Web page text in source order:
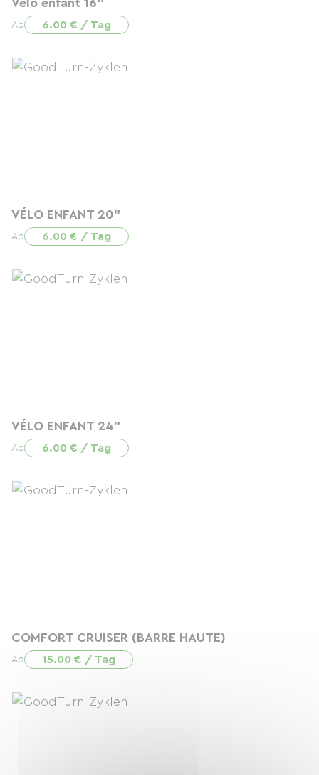
Vélo enfant 16"
Ab 6.00 € / Tag
VÉLO ENFANT 20"
Ab 6.00 € / Tag
VÉLO ENFANT 24"
Ab 6.00 € / Tag
COMFORT CRUISER (BARRE HAUTE)
Ab 15.00 € / Tag